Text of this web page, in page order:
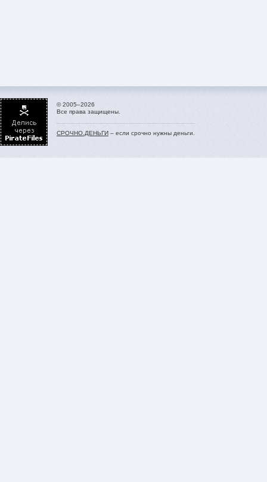
© 2005–2026
Все права защищены.
СРОЧНО.ДЕНЬГИ – если срочно нужны деньги.